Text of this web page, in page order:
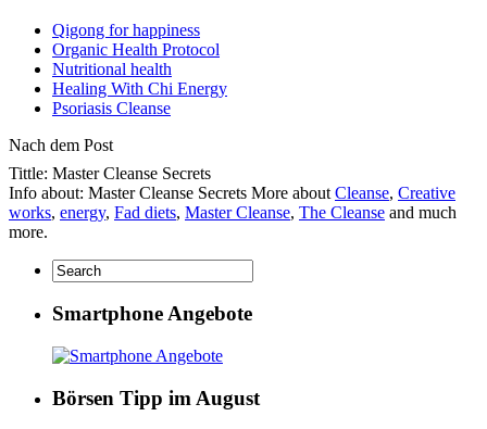
Qigong for happiness
Organic Health Protocol
Nutritional health
Healing With Chi Energy
Psoriasis Cleanse
Nach dem Post
Tittle: Master Cleanse Secrets
Info about: Master Cleanse Secrets More about Cleanse, Creative
works, energy, Fad diets, Master Cleanse, The Cleanse and much
more.
Smartphone Angebote
Börsen Tipp im August